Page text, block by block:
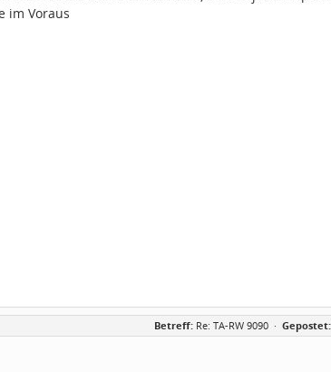
im Voraus
Betreff: Re: TA-RW 9090 · Gepostet: